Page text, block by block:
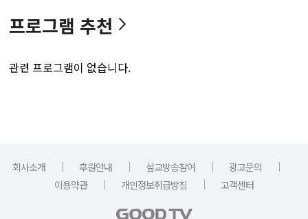
프로그램 추천
관련 프로그램이 없습니다.
회사소개 ｜ 후원안내 ｜ 설교방송참여 ｜ 광고문의
｜
이용약관
｜ 개인정보취급방침 ｜ 고객센터